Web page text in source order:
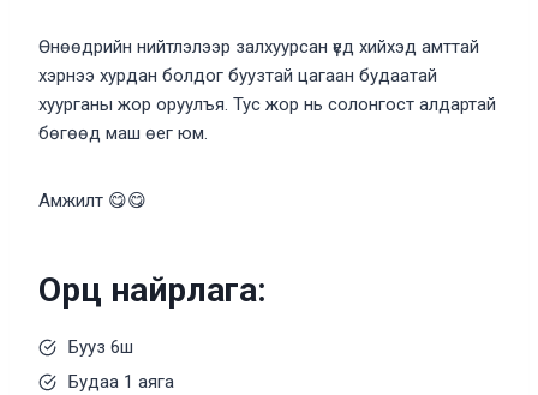
Өнөөдрийн нийтлэлээр залхуурсан үед хийхэд амттай
хэрнээ хурдан болдог буузтай цагаан будаатай
хуурганы жор оруулъя. Тус жор нь солонгост алдартай
бөгөөд маш өег юм.
Амжилт 😋😋
Орц найрлага:
Бууз 6ш
Будаа 1 аяга